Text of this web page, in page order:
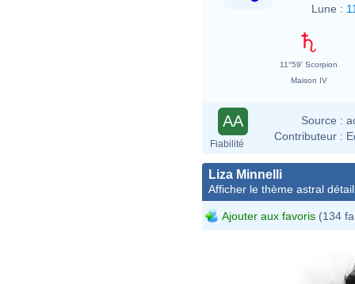
Lune :
11°59' Scorpion
Maison IV
AA
Fiabilité
Source :
Contributeur :
Liza Minnelli
Afficher le thème astral
Ajouter aux favoris (134